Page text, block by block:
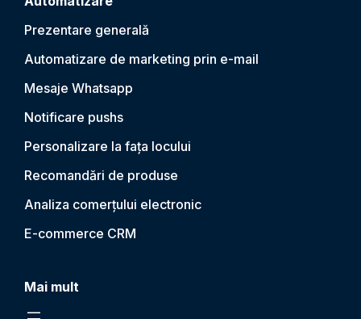
Prezentare generală
Automatizare de marketing prin e-mail
Mesaje Whatsapp
Notificare pushs
Personalizare la fața locului
Recomandări de produse
Analiza comerțului electronic
E-commerce CRM
Mai mult